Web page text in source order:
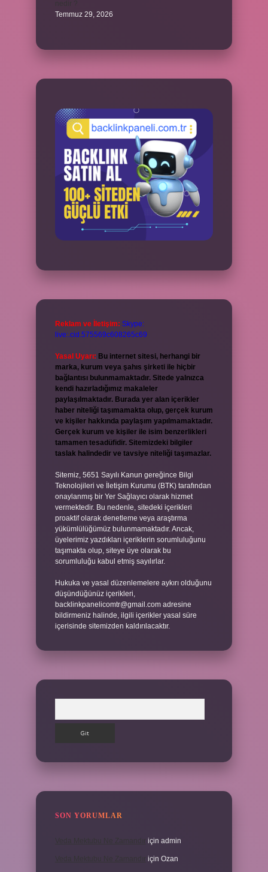
Temmuz 29, 2026
Reklam ve İletişim: Skype:
live:.cid.575569c608265c69
Yasal Uyarı: Bu internet sitesi, herhangi bir
marka, kurum veya şahıs şirketi ile hiçbir
bağlantısı bulunmamaktadır. Sitede yalnızca
kendi hazırladığımız makaleler
paylaşılmaktadır. Burada yer alan içerikler
haber niteliği taşımamakta olup, gerçek kurum
ve kişiler hakkında paylaşım yapılmamaktadır.
Gerçek kurum ve kişiler ile isim benzerlikleri
tamamen tesadüfidir. Sitemizdeki bilgiler
taslak halindedir ve tavsiye niteliği taşımazlar.
Sitemiz, 5651 Sayılı Kanun gereğince Bilgi
Teknolojileri ve İletişim Kurumu (BTK) tarafından
onaylanmış bir Yer Sağlayıcı olarak hizmet
vermektedir. Bu nedenle, sitedeki içerikleri
proaktif olarak denetleme veya araştırma
yükümlülüğümüz bulunmamaktadır. Ancak,
üyelerimiz yazdıkları içeriklerin sorumluluğunu
taşımakta olup, siteye üye olarak bu
sorumluluğu kabul etmiş sayılırlar.
Hukuka ve yasal düzenlemelere aykırı olduğunu
düşündüğünüz içerikleri,
backlinkpanelicomtr@gmail.com adresine
bildirmeniz halinde, ilgili içerikler yasal süre
içerisinde sitemizden kaldırılacaktır.
SON YORUMLAR
için admin
için Ozan